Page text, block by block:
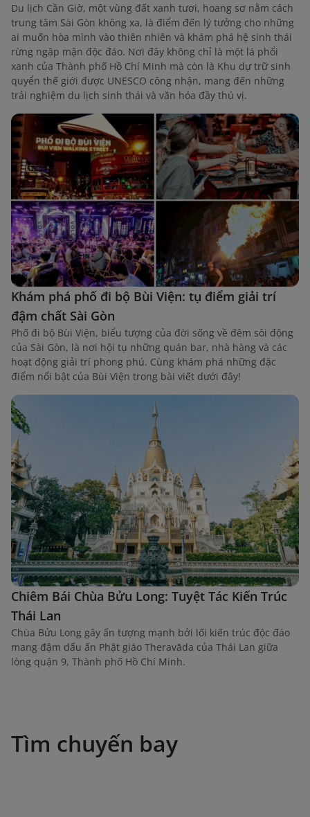
Du lịch Cần Giờ, một vùng đất xanh tươi, hoang sơ nằm cách
trung tâm Sài Gòn không xa, là điểm đến lý tưởng cho những
ai muốn hòa mình vào thiên nhiên và khám phá hệ sinh thái
rừng ngập mặn độc đáo. Nơi đây không chỉ là một lá phổi
xanh của Thành phố Hồ Chí Minh mà còn là Khu dự trữ sinh
quyển thế giới được UNESCO công nhận, mang đến những
trải nghiệm du lịch sinh thái và văn hóa đầy thú vị.
Khám phá phố đi bộ Bùi Viện: tụ điểm giải trí
đậm chất Sài Gòn
Phố đi bộ Bùi Viện, biểu tượng của đời sống về đêm sôi động
của Sài Gòn, là nơi hội tụ những quán bar, nhà hàng và các
hoạt động giải trí phong phú. Cùng khám phá những đặc
điểm nổi bật của Bùi Viện trong bài viết dưới đây!
Chiêm Bái Chùa Bửu Long: Tuyệt Tác Kiến Trúc
Thái Lan
Chùa Bửu Long gây ấn tượng mạnh bởi lối kiến trúc độc đáo
mang đậm dấu ấn Phật giáo Theravāda của Thái Lan giữa
lòng quận 9, Thành phố Hồ Chí Minh.
Tìm chuyến bay